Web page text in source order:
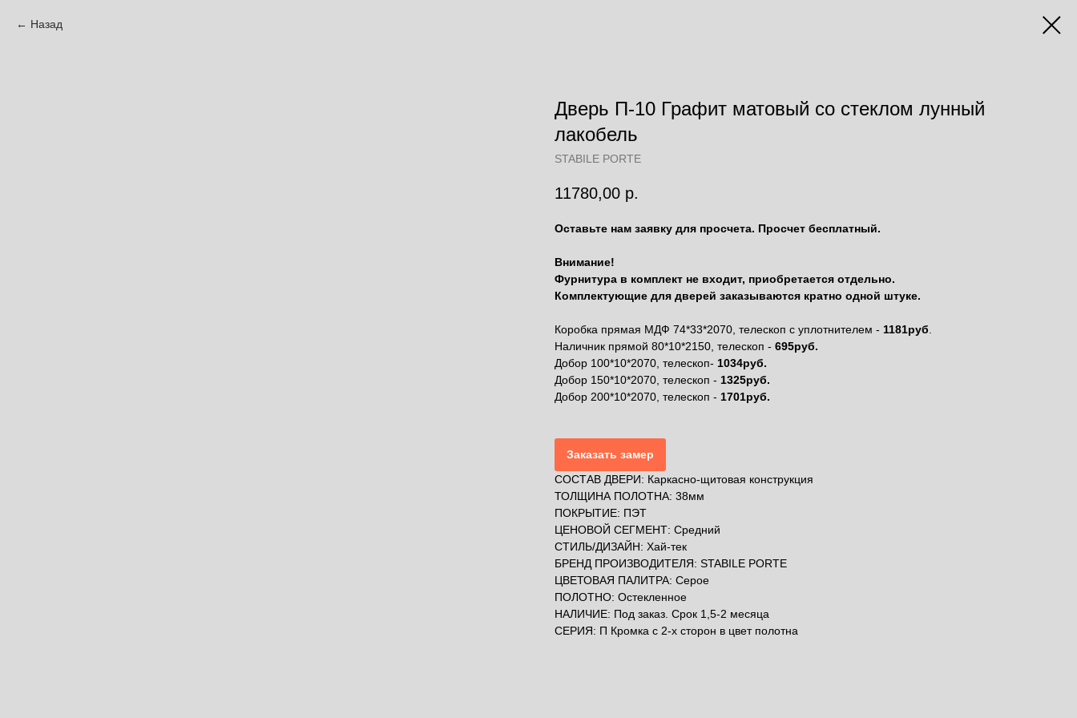
Назад
Дверь П-10 Графит матовый со стеклом лунный
лакобель
STABILE PORTE
11780,00 р.
Оставьте нам заявку для просчета. Просчет бесплатный.
Внимание!
Фурнитура в комплект не входит, приобретается отдельно.
Комплектующие для дверей заказываются кратно одной штуке.
Коробка прямая МДФ 74*33*2070, телескоп с уплотнителем - 1181руб.
Наличник прямой 80*10*2150, телескоп - 695руб.
Добор 100*10*2070, телескоп- 1034руб.
Добор 150*10*2070, телескоп - 1325руб.
Добор 200*10*2070, телескоп - 1701руб.
Заказать замер
СОСТАВ ДВЕРИ: Каркасно-щитовая конструкция
ТОЛЩИНА ПОЛОТНА: 38мм
ПОКРЫТИЕ: ПЭТ
ЦЕНОВОЙ СЕГМЕНТ: Средний
СТИЛЬ/ДИЗАЙН: Хай-тек
БРЕНД ПРОИЗВОДИТЕЛЯ: STABILE PORTE
ЦВЕТОВАЯ ПАЛИТРА: Серое
ПОЛОТНО: Остекленное
НАЛИЧИЕ: Под заказ. Срок 1,5-2 месяца
СЕРИЯ: П Кромка с 2-х сторон в цвет полотна